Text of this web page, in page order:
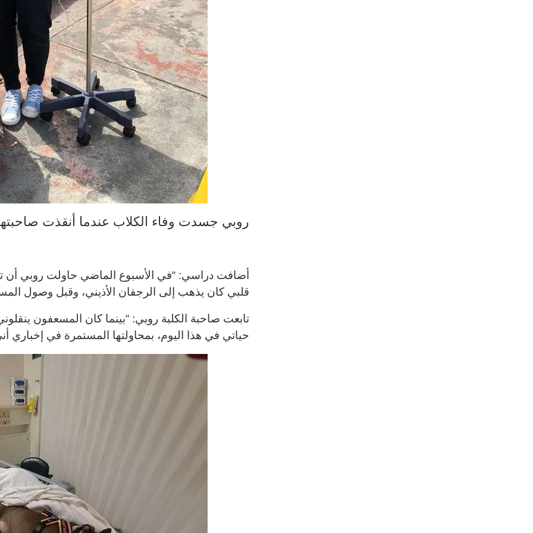
روبي جسدت وفاء الكلاب عندما أنقذت
أضافت دراسي: “في الأسبوع الماضي حاولت روبي أن
قلبي كان يذهب إلى الرجفان الأذيني، وقبل وصول
تابعت صاحبة الكلبة روبي: “بينما كان المسعفون
حياتي في هذا اليوم، بمحاولتها المستمرة في